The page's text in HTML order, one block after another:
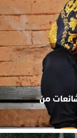
من